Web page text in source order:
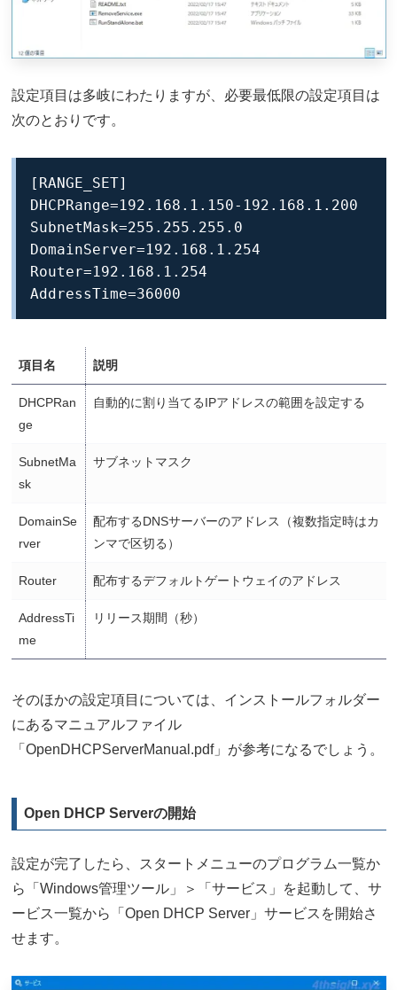
設定項目は多岐にわたりますが、必要最低限の設定項目は
次のとおりです。
[RANGE_SET]
DHCPRange=192.168.1.150-192.168.1.200
SubnetMask=255.255.255.0
DomainServer=192.168.1.254
Router=192.168.1.254
AddressTime=36000
項目名 説明
DHCPRan
ge
自動的に割り当てるIPアドレスの範囲を設定する
SubnetMa
sk
サブネットマスク
DomainSe
rver
配布するDNSサーバーのアドレス（複数指定時はカ
ンマで区切る）
Router 配布するデフォルトゲートウェイのアドレス
AddressTi
me
リリース期間（秒）
そのほかの設定項目については、インストールフォルダー
にあるマニュアルファイル
「OpenDHCPServerManual.pdf」が参考になるでしょう。
Open DHCP Serverの開始
設定が完了したら、スタートメニューのプログラム一覧か
ら「Windows管理ツール」＞「サービス」を起動して、サ
ービス一覧から「Open DHCP Server」サービスを開始さ
せます。